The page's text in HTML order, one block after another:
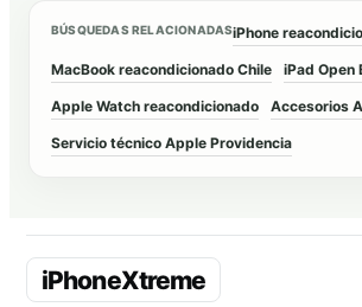
BÚSQUEDAS RELACIONADASiPhone
MacBook reacondicionado Chile iPad Open
Apple Watch reacondicionado Accesorios
Servicio técnico Apple Providencia